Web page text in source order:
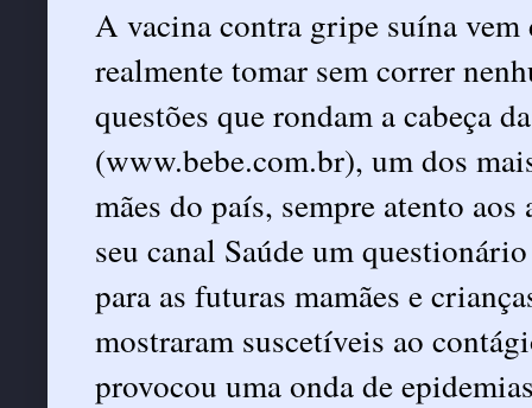
A vacina contra gripe suína
realmente tomar sem correr
questões que rondam a cabeça
(www.bebe.com.br), um dos
mães do país, sempre atento
seu canal Saúde um
para as futuras mamães e
mostraram suscetíveis ao
provocou uma onda de